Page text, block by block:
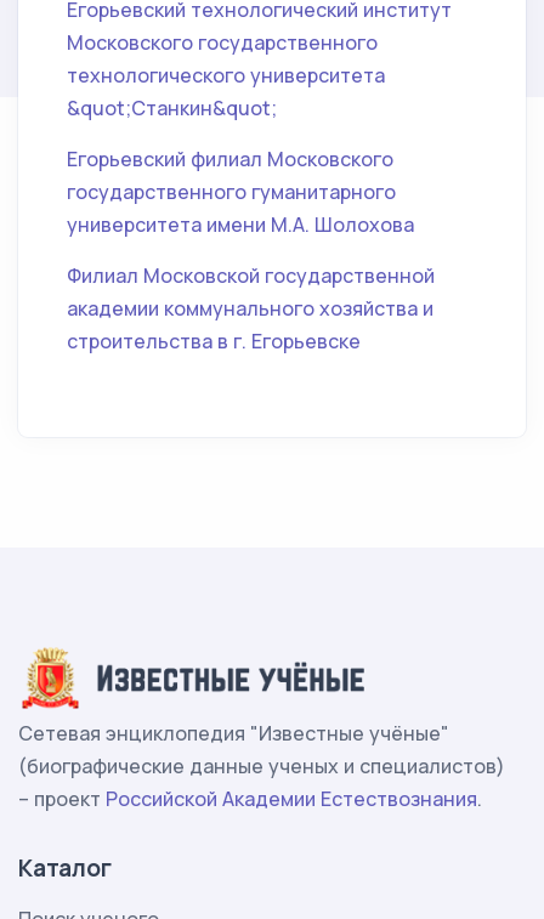
Егорьевский технологический институт
Московского государственного
технологического университета
&quot;Станкин&quot;
Егорьевский филиал Московского
государственного гуманитарного
университета имени М.А. Шолохова
Филиал Московской государственной
академии коммунального хозяйства и
строительства в г. Егорьевске
Сетевая энциклопедия "Известные учёные"
(биографические данные ученых и специалистов)
– проект Российской Академии Естествознания.
Каталог